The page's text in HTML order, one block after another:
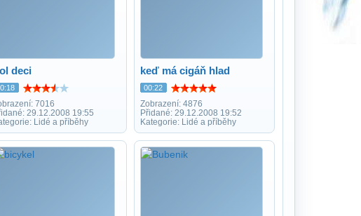
deci
7016
29.12.2008 19:55
Lidé a příběhy
keď má cigáň hlad
00:22
Zobrazení: 4876
Přidané: 29.12.2008 19:52
Kategorie: Lidé a příběhy